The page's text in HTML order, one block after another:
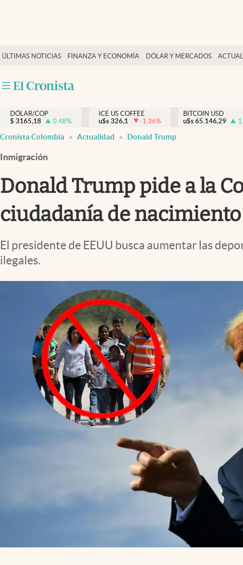
ÚLTIMAS NOTICIAS FINANZA Y ECONOMÍA DÓLAR Y MERCADOS
Salud y nutrición
Tiempo libre
Dólar y mercados
Curiosidades
DÓLAR/COP
$ 3165,18 0.48%
ICE US COFFEE
u$s 326,1 -1.36%
BITCOIN USD
u$s 65.146,29
Cronista Colombia Actualidad Donald Trump
Inmigración
Donald Trump pide a la
ciudadanía de nacimiento
El presidente de EEUU busca aumentar las
ilegales.